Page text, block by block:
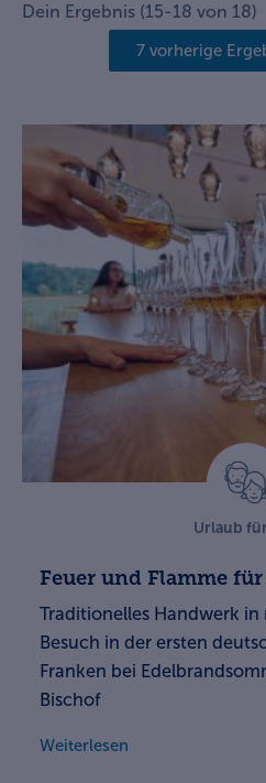
Dein Ergebnis (15-18 von 18)
7 vorherige
Urlaub
Feuer und Flamme
Traditionelles Handwerk in
Besuch in der ersten
Franken bei
Bischof
Weiterlesen